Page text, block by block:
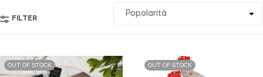
FILTER
OUT OF STOCK OUT OF STOCK